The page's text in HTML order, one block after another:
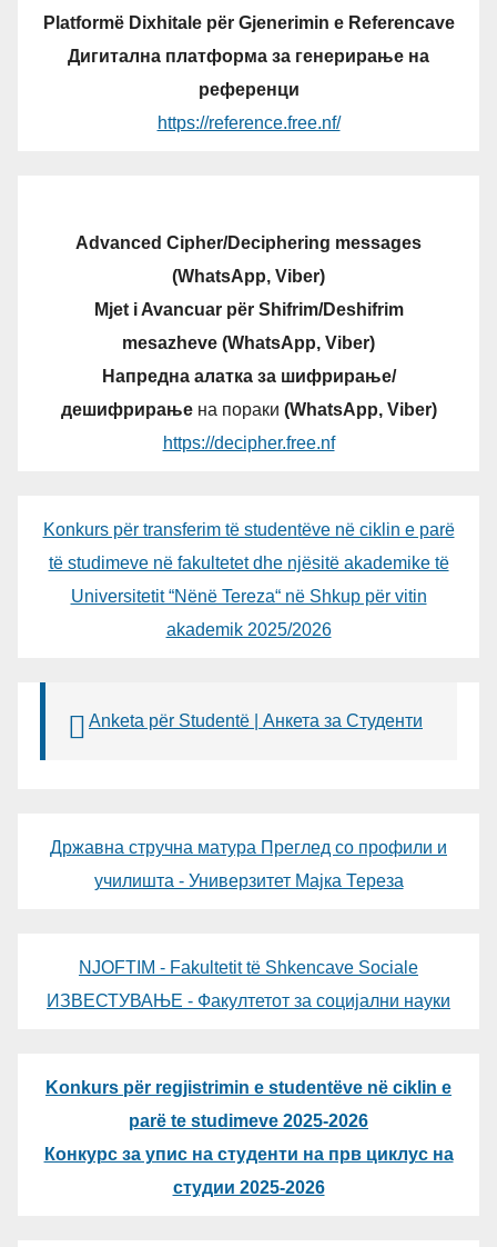
Platformë Dixhitale për Gjenerimin e Referencave
Дигитална платформа за генерирање на
референци
https://reference.free.nf/
Advanced Cipher/Deciphering messages
(WhatsApp, Viber)
Mjet i Avancuar për Shifrim/Deshifrim
mesazheve (WhatsApp, Viber)
Напредна алатка за шифрирање/
дешифрирањена пораки (WhatsApp, Viber)
https://decipher.free.nf
Konkurs për transferim të studentëve në ciklin e parë
të studimeve në fakultetet dhe njësitë akademike të
Universitetit “Nënë Tereza“ në Shkup për vitin
akademik 2025/2026
Anketa për Studentë | Анкета за Студенти
Државна стручна матура Преглед со профили и
училишта - Универзитет Мајка Тереза
NJOFTIM - Fakultetit të Shkencave Sociale
ИЗВЕСТУВАЊЕ - Факултетот за социјални науки
Konkurs për regjistrimin e studentëve në ciklin e
parë te studimeve 2025-2026
Конкурс за упис на студенти на прв циклус на
студии 2025-2026